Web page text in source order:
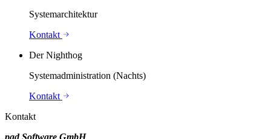
Systemarchitektur
Kontakt
Der Nighthog
Systemadministration (Nachts)
Kontakt
Kontakt